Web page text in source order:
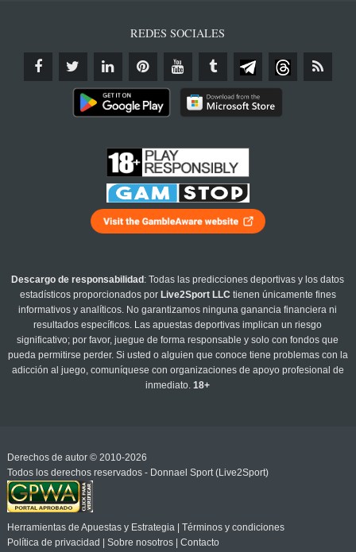
REDES SOCIALES
Descargo de responsabilidad : Todas las predicciones deportivas y los datos
estadísticos proporcionados por Live2Sport LLC tienen únicamente fines
informativos y analíticos. No garantizamos ninguna ganancia financiera ni
resultados específicos. Las apuestas deportivas implican un riesgo
significativo; por favor, juegue de forma responsable y solo con fondos que
pueda permitirse perder. Si usted o alguien que conoce tiene problemas con la
adicción al juego, comuníquese con organizaciones de apoyo profesional de
inmediato.18+
Derechos de autor © 2010-2026
Todos los derechos reservados - Donnael Sport (Live2Sport)
Herramientas de Apuestas y Estrategia| Términos y condiciones
Política de privacidad
Sobre nosotros| Contacto